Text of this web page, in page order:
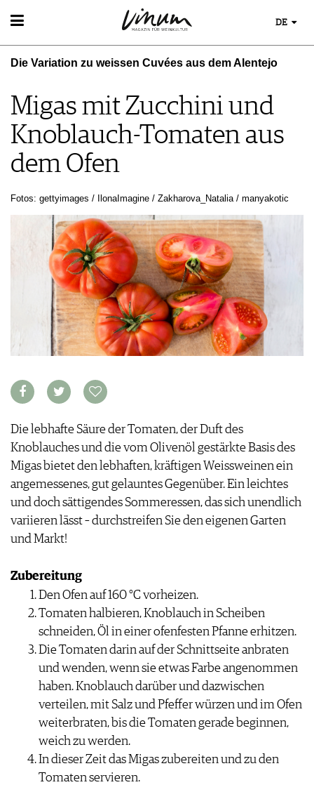
WEIN
WEINSUCHE
WINETRADECLUB
WINZER
WEINE DES MONATS
TRINKREIFETABELLE
UNIQUE WINERIES
WEINLEXIKON
WEINGESCHICHTE
WEINLAGERUNG
INFOGRAFIKEN
NEWS
EVENTS
EVENTKALENDER
AWARDS
EVENT-BILDER
ESSEN & TRINKEN
FOOD PAIRING TIPPS
KULINARIK
HOTSPOTS
WEINREISEN
MAGAZIN
REPORTAGEN
DOSSIER
WINEGUIDES
KLARTEXT
ABO
AUSGABE
VORTEILSWELT
MEDIATHEK
APPS
VIDEOS
BÜCHER
NEWS
WEINWIRTSCHAFT
PORTRAITS
ARCHIV
ANMELDEN
AWARDS
GEWINNSPIELE
VORTEILSWELT
ABO
WEINSUCHE
NEWSLETTER
REDAKTION
PRESSE
AGB & DATENSCHUTZ
DE
Die Variation zu weissen Cuvées aus dem Alentejo
Migas mit Zucchini und
Knoblauch-Tomaten aus
dem Ofen
Fotos: gettyimages / IlonaImagine / Zakharova_Natalia / manyakotic
Die lebhafte Säure der Tomaten, der Duft des
Knoblauches und die vom Olivenöl gestärkte Basis des
Migas bietet den lebhaften, kräftigen Weissweinen ein
angemessenes, gut gelauntes Gegenüber. Ein leichtes
und doch sättigendes Sommeressen, das sich unendlich
variieren lässt – durchstreifen Sie den eigenen Garten
und Markt!
Zubereitung
Den Ofen auf 160 °C vorheizen.
Tomaten halbieren, Knoblauch in Scheiben
schneiden, Öl in einer ofenfesten Pfanne erhitzen.
Die Tomaten darin auf der Schnittseite anbraten
und wenden, wenn sie etwas Farbe angenommen
haben. Knoblauch darüber und dazwischen
verteilen, mit Salz und Pfeffer würzen und im Ofen
weiterbraten, bis die Tomaten gerade beginnen,
weich zu werden.
In dieser Zeit das Migas zubereiten und zu den
Tomaten servieren.